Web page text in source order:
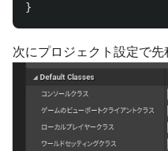
}
次にプロジェクト設定で先